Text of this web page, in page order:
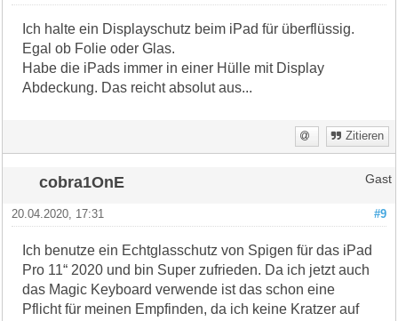
Ich halte ein Displayschutz beim iPad für überflüssig.
Egal ob Folie oder Glas.
Habe die iPads immer in einer Hülle mit Display
Abdeckung. Das reicht absolut aus...
Zitieren
cobra1OnE Gast
#9
20.04.2020, 17:31
Ich benutze ein Echtglasschutz von Spigen für das iPad
Pro 11“ 2020 und bin Super zufrieden. Da ich jetzt auch
das Magic Keyboard verwende ist das schon eine
Pflicht für meinen Empfinden, da ich keine Kratzer auf